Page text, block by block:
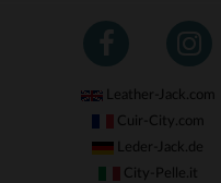
Leather-Jack.com
Cuir-City.com
Leder-Jack.de
City-Pelle.it